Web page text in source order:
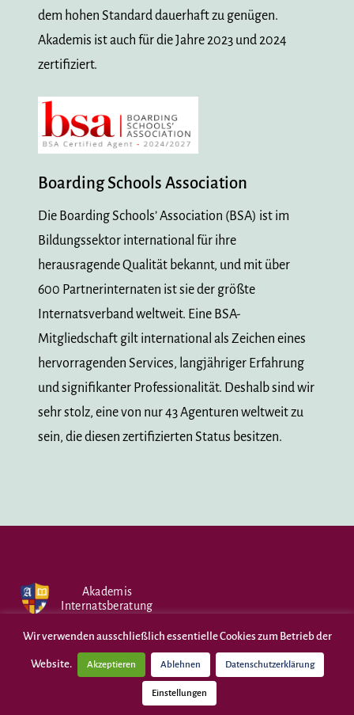
dem hohen Standard dauerhaft zu genügen.
Akademis ist auch für die Jahre 2023 und 2024
zertifiziert.
Boarding Schools Association
Die Boarding Schools’ Association (BSA) ist im
Bildungssektor international für ihre
herausragende Qualität bekannt, und mit über
600 Partnerinternaten ist sie der größte
Internatsverband weltweit. Eine BSA-
Mitgliedschaft gilt international als Zeichen eines
hervorragenden Services, langjähriger Erfahrung
und signifikanter Professionalität. Deshalb sind wir
sehr stolz, eine von nur 43 Agenturen weltweit zu
sein, die diesen zertifizierten Status besitzen.
Akademis
Internatsberatung
Akademis gewinnt den StudyTravel Star
Wir verwenden ausschließlich essentielle Cookies zum Betrieb der
Website. Akzeptieren Ablehnen Datenschutzerklärung
Einstellungen